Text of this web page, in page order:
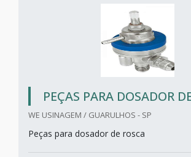
PEÇAS PARA DOSADOR
WE USINAGEM / GUARULHOS - SP
Peças para dosador de rosca